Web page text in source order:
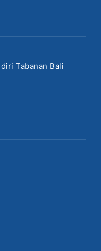
Tabanan Bali